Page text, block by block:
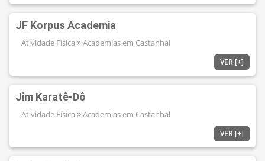
JF Korpus Academia
Atividade Física Academias em Castanhal
VER [+]
Jim Karatê-Dô
Atividade Física Academias em Castanhal
VER [+]